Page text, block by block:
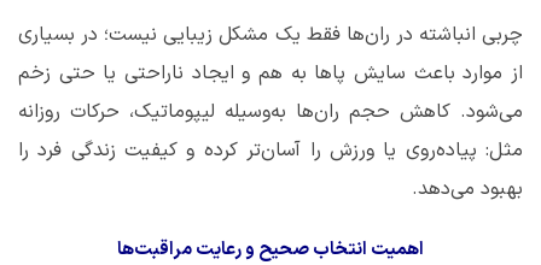
چربی انباشته در ران‌ها فقط یک مشکل زیبایی نیست؛ در بسیاری
از موارد باعث سایش پاها به هم و ایجاد ناراحتی یا حتی زخم
می‌شود. کاهش حجم ران‌ها به‌وسیله لیپوماتیک، حرکات روزانه
مثل: پیاده‌روی یا ورزش را آسان‌تر کرده و کیفیت زندگی فرد را
بهبود می‌دهد.
اهمیت انتخاب صحیح و رعایت مراقبت‌ها